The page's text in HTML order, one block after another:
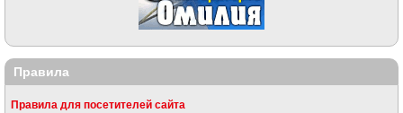
Правила
Правила для посетителей сайта